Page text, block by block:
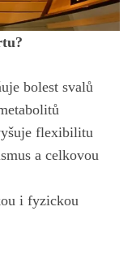
bolest svalů
flexibilitu
a celkovou
i fyzickou